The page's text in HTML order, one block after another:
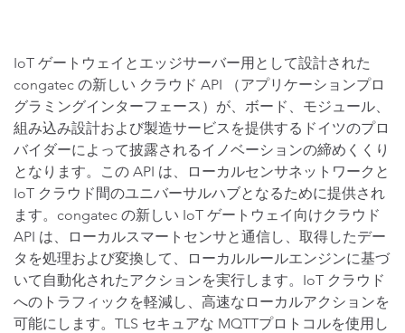
IoT ゲートウェイとエッジサーバー用として設計された
congatec の新しい クラウド API （アプリケーションプロ
グラミングインターフェース）が、ボード、モジュール、
組み込み設計および製造サービスを提供するドイツのプロ
バイダーによって披露されるイノベーションの締めくくり
となります。この API は、ローカルセンサネットワークと
IoT クラウド間のユニバーサルハブとなるために提供され
ます。congatec の新しい IoT ゲートウェイ向けクラウド
API は、ローカルスマートセンサと通信し、取得したデー
タを処理および変換して、ローカルルールエンジンに基づ
いて自動化されたアクションを実行します。IoT クラウド
へのトラフィックを軽減し、高速なローカルアクションを
可能にします。TLS セキュアな MQTTプロトコルを使用し